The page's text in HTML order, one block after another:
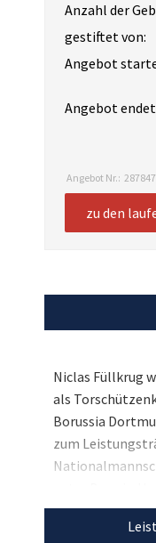
Anzahl der
gestiftet von:
Angebot
Angebot
Angebot Nr.: 287847
zu den
Niclas Füllkrug
als
Borussia
zum
unter Beweis.
Chance, für den
Sammlerstück